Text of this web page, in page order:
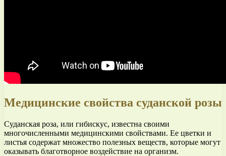
Медицинские свойства суданской розы
Суданская роза, или гибискус, известна своими
многочисленными медицинскими свойствами. Ее цветки и
листья содержат множество полезных веществ, которые могут
оказывать благотворное воздействие на организм.